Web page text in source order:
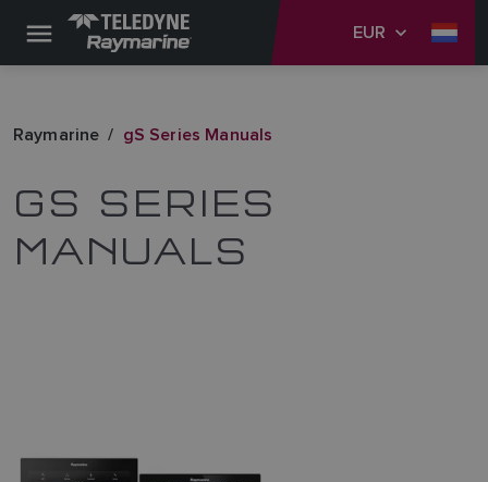
EUR
Raymarine gS Series Manuals
GS SERIES
MANUALS